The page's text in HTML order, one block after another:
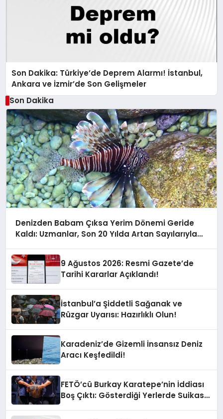
Son Dakika: Türkiye’de Deprem Alarmı! İstanbul,
Ankara ve İzmir’de Son Gelişmeler
Son Dakika
Denizden Babam Çıksa Yerim Dönemi Geride
Kaldı: Uzmanlar, Son 20 Yılda Artan Sayılarıyla
9 Ağustos 2026: Resmi Gazete’de
Tarihi Kararlar Açıklandı!
İstanbul’a Şiddetli Sağanak ve
Rüzgar Uyarısı: Hazırlıklı Olun!
Karadeniz’de Gizemli İnsansız Deniz
Aracı Keşfedildi!
FETÖ’cü Burkay Karatepe’nin İddiası
Boş Çıktı: Gösterdiği Yerlerde Suikast